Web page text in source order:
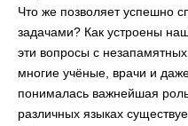
Что же позволяет успешно
задачами? Как устроены
эти вопросы с
многие учёные, врачи и
понималась важнейшая
различных языках